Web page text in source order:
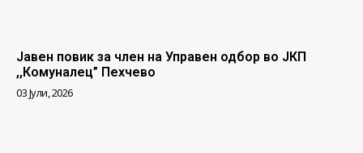
Јавен повик за член на Управен одбор во ЈКП
,,Комуналец” Пехчево
03 Јули, 2026